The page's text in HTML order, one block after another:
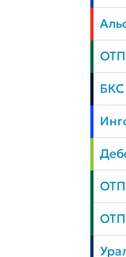
ОТП
БКС
ОТП
ОТП